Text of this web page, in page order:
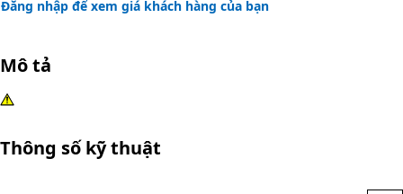
Đăng nhập để xem giá khách hàng của bạn
Mô tả
Thông số kỹ thuật